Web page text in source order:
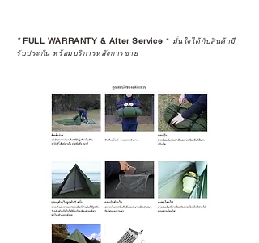
*FULL WARRANTY & After Service * มั่นใจได้กับสินค้ามี
รับประกัน พร้อมบริการหลังการขาย